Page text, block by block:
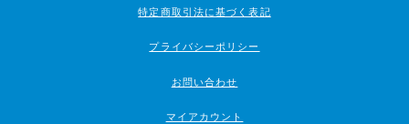
特定商取引法に基づく表記
プライバシーポリシー
お問い合わせ
マイアカウント